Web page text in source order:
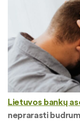
Lietuvos bankų
neprarasti